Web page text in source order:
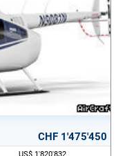
CHF 1'475'450
US$ 1'820'832